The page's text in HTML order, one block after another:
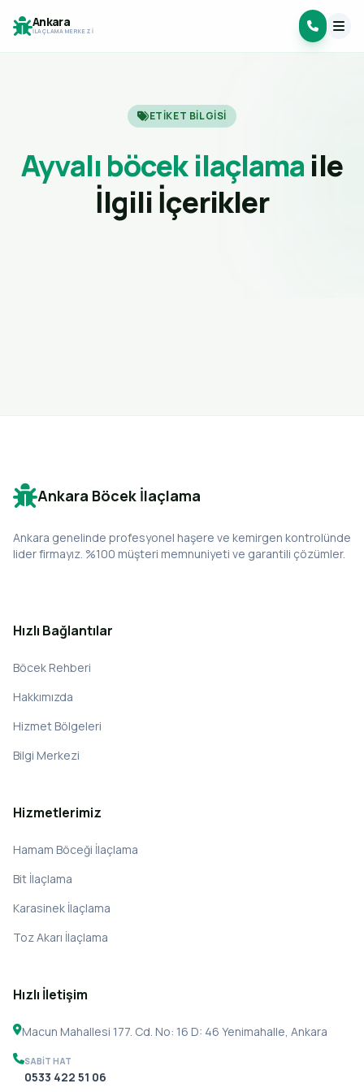
Ankara
İLAÇLAMA MERKEZI
ETIKET BILGISI
Ayvalı böcek ilaçlama ile
İlgili İçerikler
Ankara Böcek İlaçlama
Ankara genelinde profesyonel haşere ve kemirgen kontrolünde
lider firmayız. %100 müşteri memnuniyeti ve garantili çözümler.
Hızlı Bağlantılar
Böcek Rehberi
Hakkımızda
Hizmet Bölgeleri
Bilgi Merkezi
Hizmetlerimiz
Hamam Böceği İlaçlama
Bit İlaçlama
Karasinek İlaçlama
Toz Akarı İlaçlama
Hızlı İletişim
Macun Mahallesi 177. Cd. No: 16 D: 46 Yenimahalle, Ankara
SABIT HAT
0533 422 51 06